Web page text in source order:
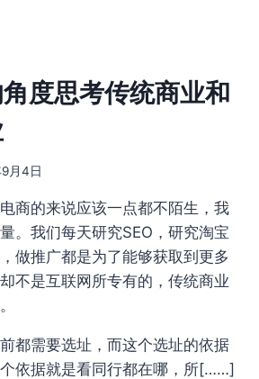
度思考传统商业和
月4日
商的来说应该一点都不陌生，我
。我们每天研究SEO，研究淘宝
做推广都是为了能够获取到更多
不是互联网所专有的，传统商业
都需要选址，而这个选址的依据
依据就是看同行都在哪，所[……]